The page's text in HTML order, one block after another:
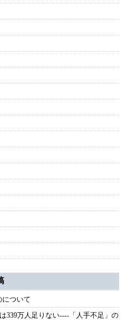
について
339万人足りない----「人手不足」の